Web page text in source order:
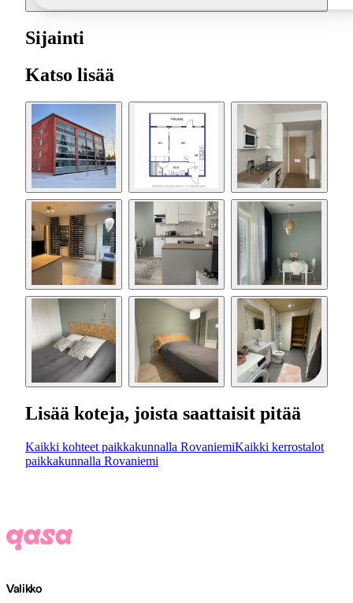
Sijainti
Katso lisää
Lisää koteja, joista saattaisit pitää
Kaikki kohteet paikkakunnalla RovaniemiKaikki kerrostalot
paikkakunnalla Rovaniemi
Valikko